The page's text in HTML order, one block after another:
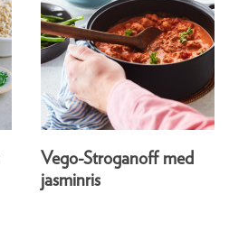
Vego-Stroganoff med
jasminris